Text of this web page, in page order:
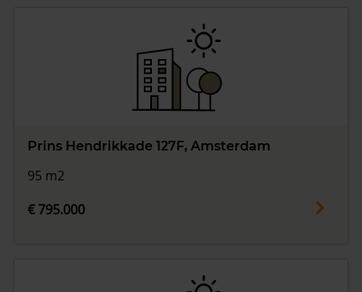
Prins Hendrikkade 127F, Amsterdam
95 m2
€ 795.000